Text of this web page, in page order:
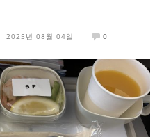
2025년 08월 04일 0